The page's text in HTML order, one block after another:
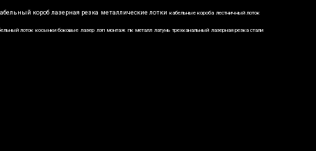
короб лазерная резка металлические лотки кабельные короба лестничный лоток
лоток косынки боковые лазер лэп монтаж пк металл латунь трехканальный лазерная резка стали